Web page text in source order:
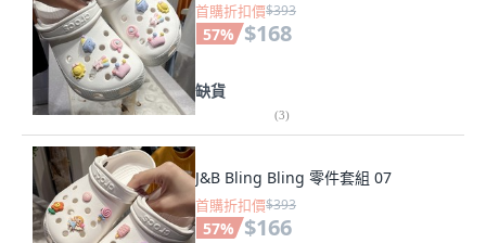
首購折扣價$393
57% $168
缺貨
(3)
J&B Bling Bling 零件套組 07
首購折扣價$393
57% $166